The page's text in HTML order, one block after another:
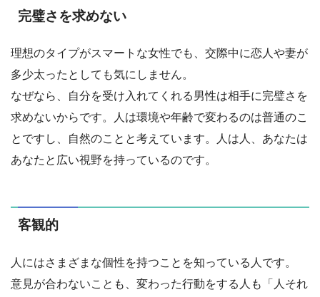
完璧さを求めない
理想のタイプがスマートな女性でも、交際中に恋人や妻が
多少太ったとしても気にしません。
なぜなら、自分を受け入れてくれる男性は相手に完璧さを
求めないからです。人は環境や年齢で変わるのは普通のこ
とですし、自然のことと考えています。人は人、あなたは
あなたと広い視野を持っているのです。
客観的
人にはさまざまな個性を持つことを知っている人です。
意見が合わないことも、変わった行動をする人も「人それ